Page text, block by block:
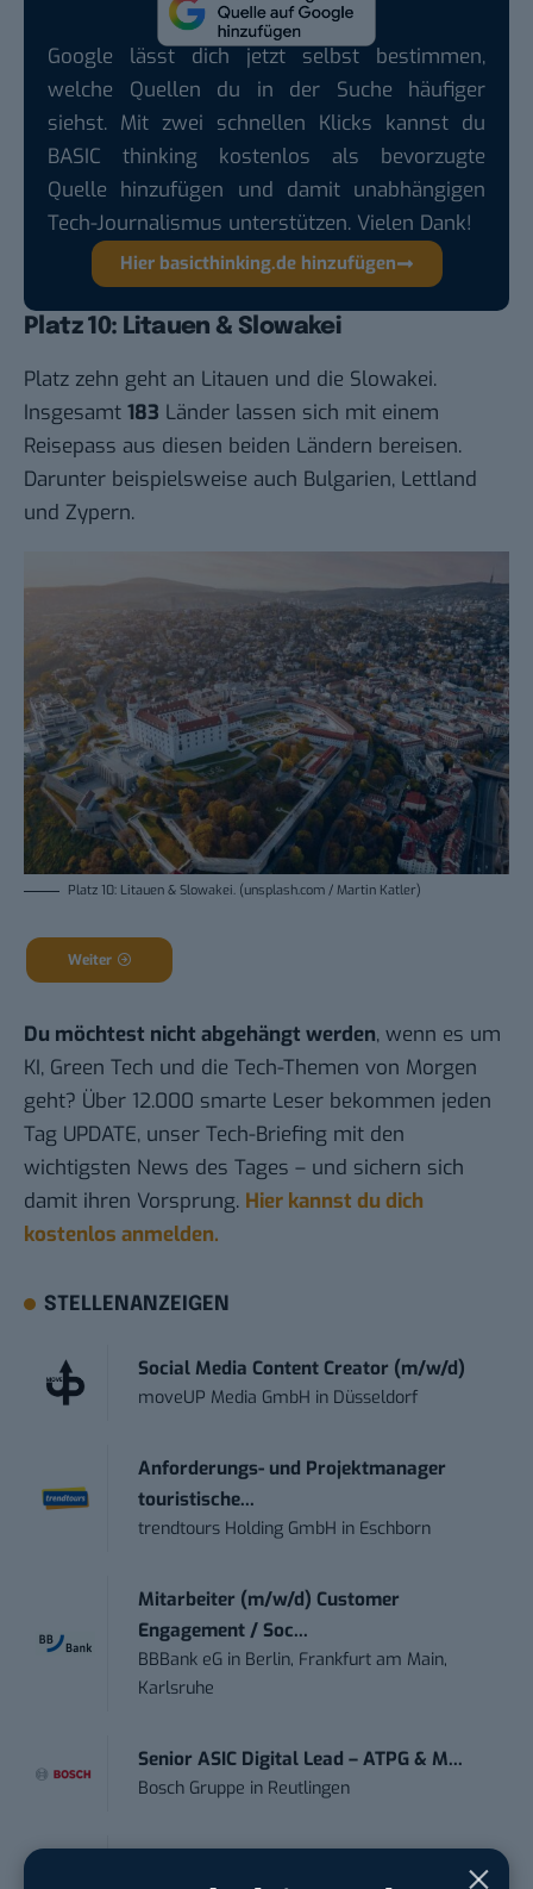
Google lässt dich jetzt selbst bestimmen,
welche Quellen du in der Suche häufiger
siehst. Mit zwei schnellen Klicks kannst du
BASIC thinking kostenlos als bevorzugte
Quelle hinzufügen und damit unabhängigen
Tech-Journalismus unterstützen. Vielen Dank!
Hier basicthinking.de hinzufügen
Platz 10: Litauen & Slowakei
Platz zehn geht an Litauen und die Slowakei.
Insgesamt 183 Länder lassen sich mit einem
Reisepass aus diesen beiden Ländern bereisen.
Darunter beispielsweise auch Bulgarien, Lettland
und Zypern.
Platz 10: Litauen & Slowakei. (unsplash.com / Martin Katler)
Weiter
Du möchtest nicht abgehängt werden, wenn es um
KI, Green Tech und die Tech-Themen von Morgen
geht? Über 12.000 smarte Leser bekommen jeden
Tag UPDATE, unser Tech-Briefing mit den
wichtigsten News des Tages – und sichern sich
damit ihren Vorsprung. Hier kannst du dich
kostenlos anmelden.
STELLENANZEIGEN
Social Media Content Creator (m/w/d)
moveUP Media GmbH in Düsseldorf
Anforderungs- und Projektmanager
touristische...
trendtours Holding GmbH in Eschborn
Mitarbeiter (m/w/d) Customer
Engagement / Soc...
BBBank eG in Berlin, Frankfurt am Main,
Karlsruhe
Senior ASIC Digital Lead – ATPG & M...
Bosch Gruppe in Reutlingen